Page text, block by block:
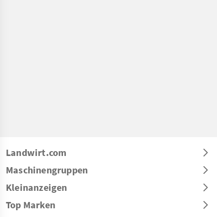
Landwirt.com
Maschinengruppen
Kleinanzeigen
Top Marken